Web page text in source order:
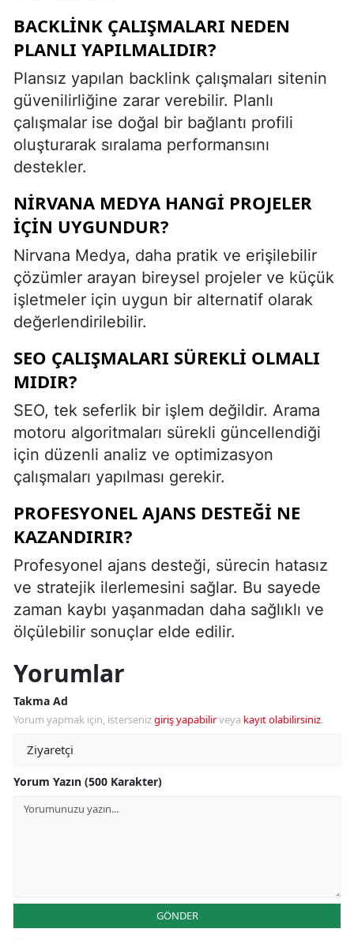
BACKLINK ÇALIŞMALARI NEDEN
PLANLI YAPILMALIDIR?
Plansız yapılan backlink çalışmaları sitenin
güvenilirliğine zarar verebilir. Planlı
çalışmalar ise doğal bir bağlantı profili
oluşturarak sıralama performansını
destekler.
NIRVANA MEDYA HANGI PROJELER
İÇIN UYGUNDUR?
Nirvana Medya, daha pratik ve erişilebilir
çözümler arayan bireysel projeler ve küçük
işletmeler için uygun bir alternatif olarak
değerlendirilebilir.
SEO ÇALIŞMALARI SÜREKLI OLMALI
MIDIR?
SEO, tek seferlik bir işlem değildir. Arama
motoru algoritmaları sürekli güncellendiği
için düzenli analiz ve optimizasyon
çalışmaları yapılması gerekir.
PROFESYONEL AJANS DESTEĞI NE
KAZANDIRIR?
Profesyonel ajans desteği, sürecin hatasız
ve stratejik ilerlemesini sağlar. Bu sayede
zaman kaybı yaşanmadan daha sağlıklı ve
ölçülebilir sonuçlar elde edilir.
Yorumlar
Takma Ad
Yorum yapmak için, istersenizgiriş yapabilirveya kayıt olabilirsiniz.
Yorum Yazın (500 Karakter)
GÖNDER